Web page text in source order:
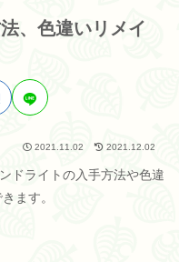
、色違いリメイ
2021.11.02 2021.12.02
ドライトの入手方法や色違
ます。